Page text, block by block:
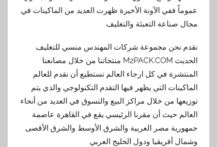
عموماً ففي الآونة الأخيرة ظهرت العديد من الماكينات في
مجال صناعة التعبئة والتغليف
نقدم نحن مجموعة شركات المهندس منسي للتغليف
الحديث M2PACK.COM منتجاتنا من خلال مصانعنا
المنتشرة في كل ارجاء العالم نستطيع أن نقدم للعالم
الماكينات التي يظهر فيها التقدم التكنولوجي والذي يتم
توزيعها من خلال مراكز البيع والتسوق في العديد من أنحاء
العالم حيث أن مقرنا الرئيسي يقع في القاهرة عاصمة
جمهورية مصر العربية والشرق الأوسط والشرق الأقصى
وشمال أفريقيا ودول الخليج العربي